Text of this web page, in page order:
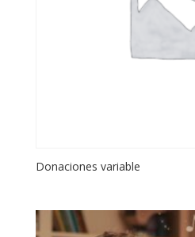
Donaciones variable